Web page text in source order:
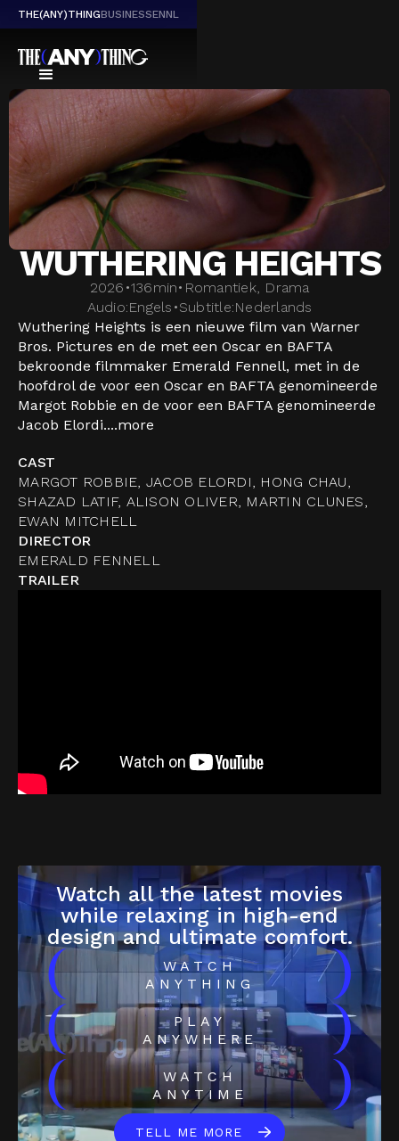
THE(ANY)THINGBUSINESSENNL
WUTHERING HEIGHTS
2026 •136min• Romantiek, Drama
Audio:Engels •Subtitle:Nederlands
Wuthering Heights is een nieuwe film van Warner
Bros. Pictures en de met een Oscar en BAFTA
bekroonde filmmaker Emerald Fennell, met in de
hoofdrol de voor een Oscar en BAFTA genomineerde
Margot Robbie en de voor een BAFTA genomineerde
Jacob Elordi....more
CAST
MARGOT ROBBIE, JACOB ELORDI, HONG CHAU,
SHAZAD LATIF, ALISON OLIVER, MARTIN CLUNES,
EWAN MITCHELL
DIRECTOR
EMERALD FENNELL
TRAILER
Watch all the latest movies
while relaxing in high-end
design and ultimate comfort.
(
WATCH
ANYTHING
)
(
PLAY
ANYWHERE
)
(
WATCH
ANYTIME
)
TELL ME MORE